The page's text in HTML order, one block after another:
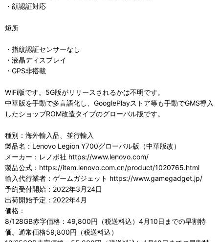
・顔認証対応
短所
・指紋認証センサーなし
・液晶ディスプレイ
・GPS非搭載
WiFi版です。5G版がリリースされるかは不明です。
中華版を手動で多言語化し、GooglePlayストア等も手動でGMS導入
したショップROM改造タイプのグローバル版です。
種別：海外輸入品、並行輸入
製品名：Lenovo Legion Y700グローバル版（中華版改）
メーカー：レノボ社 https://www.lenovo.com/
製品公式：https://item.lenovo.com.cn/product/1020765.html
輸入代行業者：ゲームガジェット https://www.gamegadget.jp/
予約受付開始：2022年3月24日
出荷開始予定：2022年4月
価格：
8/128GB赤字価格：49,800円（税送料込）4月10日までの早割特
価。通常価格59,800円（税送料込）